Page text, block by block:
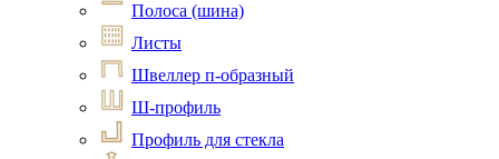
Полоса (шина)
Листы
Швеллер п-образный
Ш-профиль
Профиль для стекла